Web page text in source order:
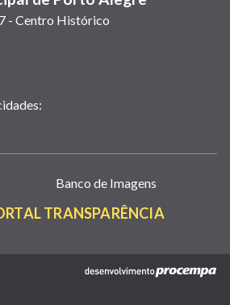
- Centro Histórico
Banco de Imagens
TRANSPARÊNCIA(LINK
EM
NOVA